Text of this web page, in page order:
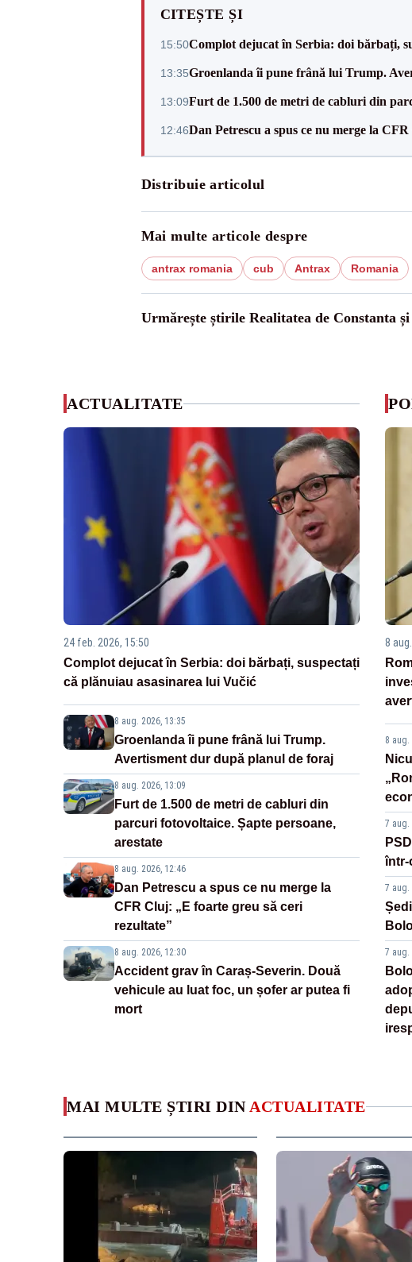
CITEȘTE ȘI
15:50Complot dejucat în Serbia: doi bărbați,
13:35Groenlanda îi pune frână lui Trump.
13:09Furt de 1.500 de metri de cabluri din
12:46Dan Petrescu a spus ce nu merge la
Distribuie articolul
Mai multe articole despre
antrax romania cub Antrax Romania
Urmărește știrile Realitatea de Constanta și
ACTUALITATE
24 feb. 2026, 15:50
Complot dejucat în Serbia: doi bărbați, suspectați
că plănuiau asasinarea lui Vučić
8 aug. 2026, 13:35
Groenlanda îi pune frână lui Trump.
Avertisment dur după planul de foraj
8 aug. 2026, 13:09
Furt de 1.500 de metri de cabluri din
parcuri fotovoltaice. Șapte persoane,
arestate
8 aug. 2026, 12:46
Dan Petrescu a spus ce nu merge la
CFR Cluj: „E foarte greu să ceri
rezultate”
8 aug. 2026, 12:30
Accident grav în Caraș-Severin. Două
vehicule au luat foc, un șofer ar putea fi
mort
8
8 aug.
7 aug.
într-
7 aug.
7 aug.
MAI MULTE ȘTIRI DIN ACTUALITATE